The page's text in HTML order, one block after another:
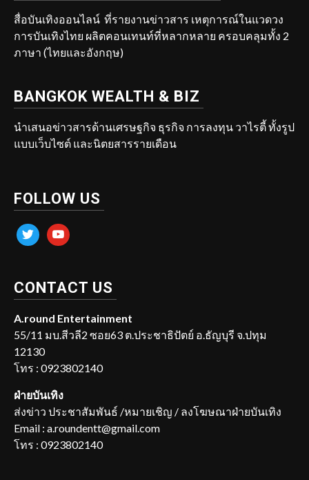
สื่อบันเทิงออนไลน์ ที่รายงานข่าวสาร เหตุการณ์ในแวดวง
การบันเทิงไทย ผลิตคอนเทนท์ที่หลากหลาย ครอบคลุมทั้ง 2
ภาษา (ไทยและอังกฤษ)
BANGKOK WEALTH & BIZ
นำเสนอข่าวสารด้านเศรษฐกิจ ธุรกิจ การลงทุน วาไรตี้ ทั้งรูป
แบบเว็บไซต์ และนิตยสารรายเดือน
FOLLOW US
twitter youtube
CONTACT US
A.round Entertainment
55/11 มบ.สีวลี2 ซอย63 ต.ประชาธิปัตย์ อ.ธัญบุรี จ.ปทุม
12130
โทร : 0923802140
ฝ่ายบันเทิง
ส่งข่าว ประชาสัมพันธ์ /หมายเชิญ / ลงโฆษณาฝ่ายบันเทิง
Email : a.roundentt@gmail.com
โทร : 0923802140